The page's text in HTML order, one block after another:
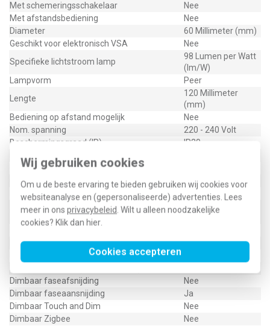
Wij gebruiken cookies
Om u de beste ervaring te bieden gebruiken wij cookies voor
websiteanalyse en (gepersonaliseerde) advertenties. Lees
meer in ons privacybeleid. Wilt u alleen noodzakelijke
cookies? Klik dan hier.
Cookies accepteren
Met schemeringsschakelaar
Nee
Met afstandsbediening
Nee
Diameter
60 Millimeter (mm)
Geschikt voor elektronisch VSA
Nee
Specifieke lichtstroom lamp
98 Lumen per Watt
(lm/W)
Lampvorm
Peer
Lengte
120 Millimeter
(mm)
Bediening op afstand mogelijk
Nee
Nom. spanning
220 - 240 Volt
Beschermingsgraad (IP)
IP20
Uitvoering glas/afdekking
Gemiddelde nom. levensduur
25000 Uur (h)
Kleurtemperatuur
2700 Kelvin
Gewogen energieverbruik in 1.000 uur
13,2 Kilowattuur
Lampvermogen
13,2 Watt
Dimbaar faseafsnijding
Nee
Dimbaar faseaansnijding
Ja
Dimbaar Touch and Dim
Nee
Dimbaar Zigbee
Nee